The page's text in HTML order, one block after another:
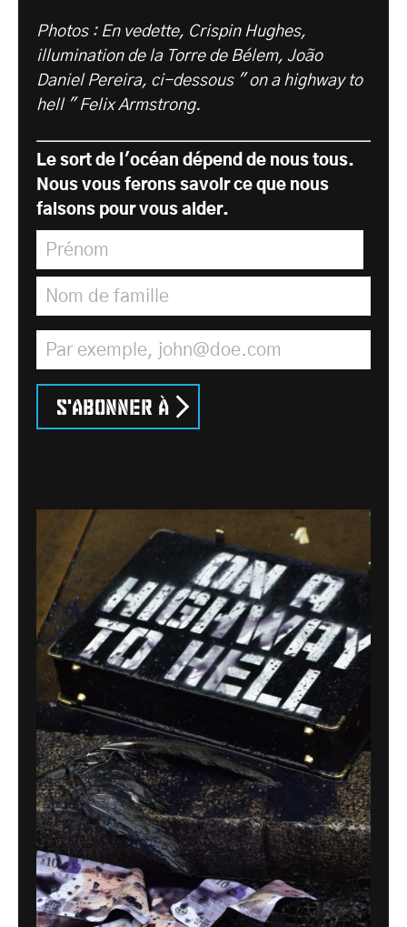
Photos : En vedette, Crispin Hughes,
illumination de la Torre de Bélem, João
Daniel Pereira, ci-dessous " on a highway to
hell " Felix Armstrong.
Le sort de l'océan dépend de nous tous.
Nous vous ferons savoir ce que nous
faisons pour vous aider.
Prénom
Nom de famille
Adresse électronique *
S'abonner à